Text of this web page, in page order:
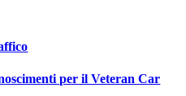
per il Veteran Car